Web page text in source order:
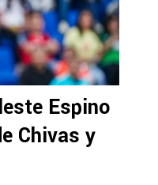
Espino
Chivas y